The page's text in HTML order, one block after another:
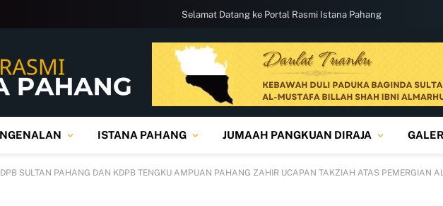
Selamat Datang ke Portal Rasmi Istana Pahang
ISTANA PAHANG JUMAAH PANGKUAN DIRAJA
SULTAN PAHANG DAN KDPB TENGKU AMPUAN PAHANG ZAHIR UCAPAN TAKZIAH ATAS PEMERGIAN